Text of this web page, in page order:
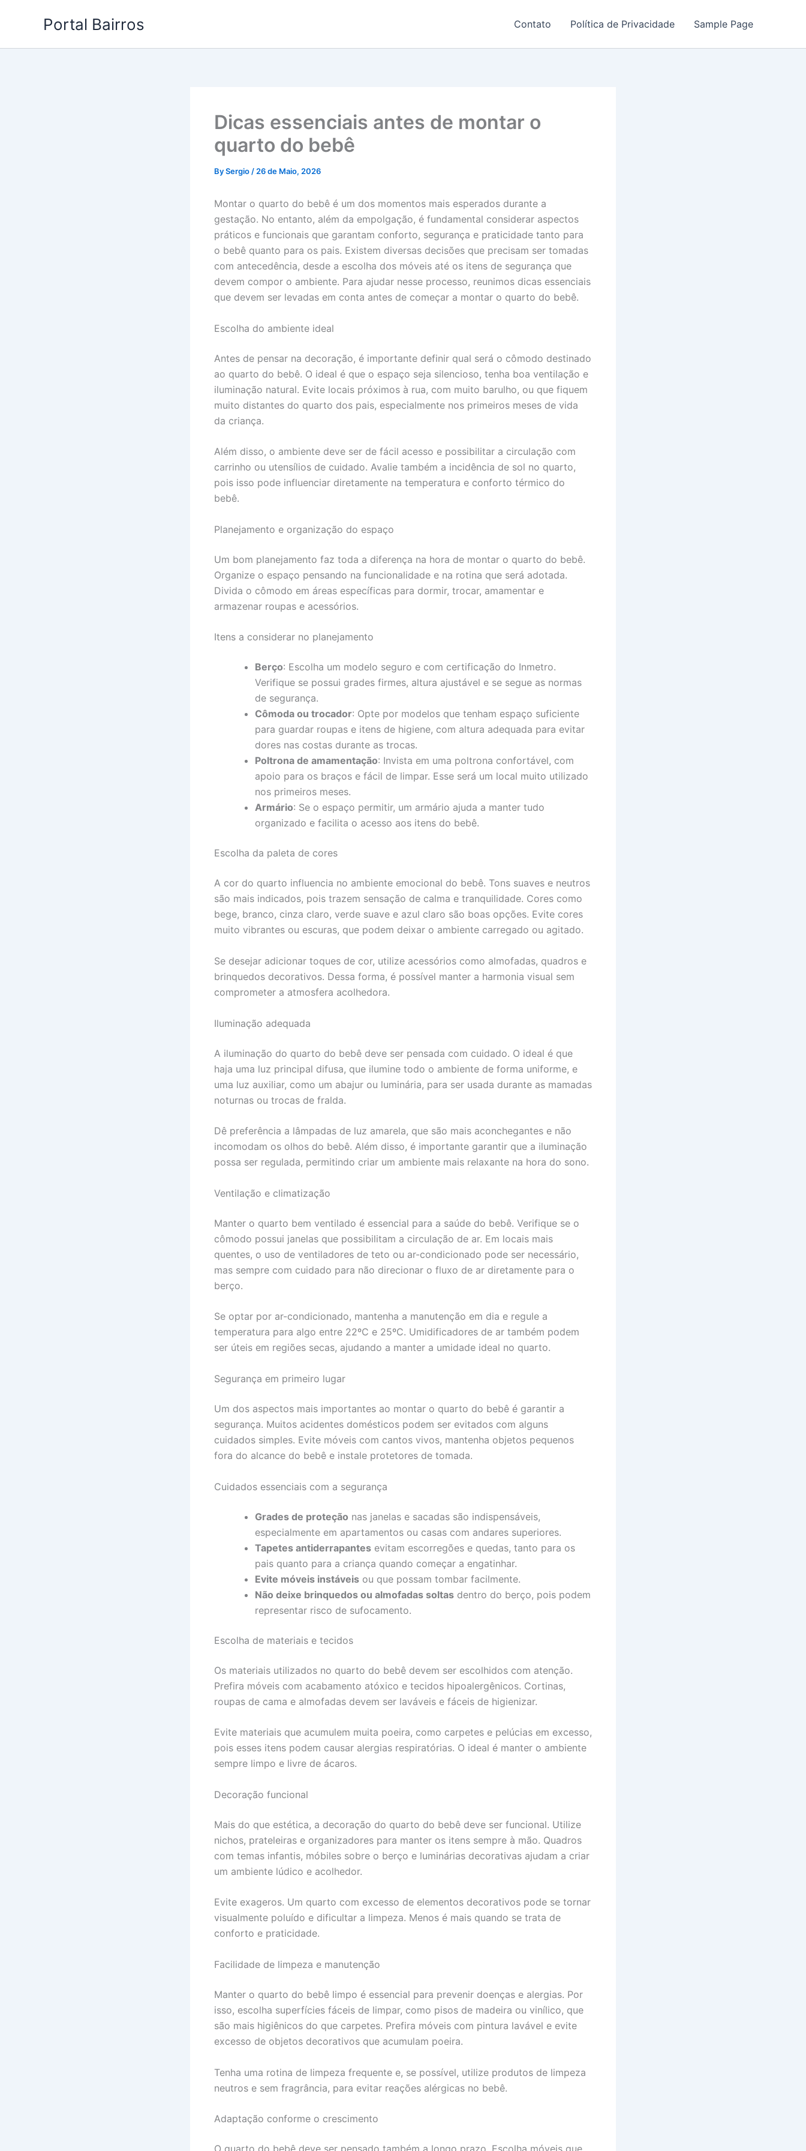
Portal Bairros Contato Política de Privacidade Sample Page
Dicas essenciais antes de montar o
quarto do bebê
BySergio / 26 de Maio, 2026
Montar o quarto do bebê é um dos momentos mais esperados durante a
gestação. No entanto, além da empolgação, é fundamental considerar aspectos
práticos e funcionais que garantam conforto, segurança e praticidade tanto para
o bebê quanto para os pais. Existem diversas decisões que precisam ser tomadas
com antecedência, desde a escolha dos móveis até os itens de segurança que
devem compor o ambiente. Para ajudar nesse processo, reunimos dicas essenciais
que devem ser levadas em conta antes de começar a montar o quarto do bebê.
Escolha do ambiente ideal
Antes de pensar na decoração, é importante definir qual será o cômodo destinado
ao quarto do bebê. O ideal é que o espaço seja silencioso, tenha boa ventilação e
iluminação natural. Evite locais próximos à rua, com muito barulho, ou que fiquem
muito distantes do quarto dos pais, especialmente nos primeiros meses de vida
da criança.
Além disso, o ambiente deve ser de fácil acesso e possibilitar a circulação com
carrinho ou utensílios de cuidado. Avalie também a incidência de sol no quarto,
pois isso pode influenciar diretamente na temperatura e conforto térmico do
bebê.
Planejamento e organização do espaço
Um bom planejamento faz toda a diferença na hora de montar o quarto do bebê.
Organize o espaço pensando na funcionalidade e na rotina que será adotada.
Divida o cômodo em áreas específicas para dormir, trocar, amamentar e
armazenar roupas e acessórios.
Itens a considerar no planejamento
Berço: Escolha um modelo seguro e com certificação do Inmetro.
Verifique se possui grades firmes, altura ajustável e se segue as normas
de segurança.
Cômoda ou trocador: Opte por modelos que tenham espaço suficiente
para guardar roupas e itens de higiene, com altura adequada para evitar
dores nas costas durante as trocas.
Poltrona de amamentação: Invista em uma poltrona confortável, com
apoio para os braços e fácil de limpar. Esse será um local muito utilizado
nos primeiros meses.
Armário: Se o espaço permitir, um armário ajuda a manter tudo
organizado e facilita o acesso aos itens do bebê.
Escolha da paleta de cores
A cor do quarto influencia no ambiente emocional do bebê. Tons suaves e neutros
são mais indicados, pois trazem sensação de calma e tranquilidade. Cores como
bege, branco, cinza claro, verde suave e azul claro são boas opções. Evite cores
muito vibrantes ou escuras, que podem deixar o ambiente carregado ou agitado.
Se desejar adicionar toques de cor, utilize acessórios como almofadas, quadros e
brinquedos decorativos. Dessa forma, é possível manter a harmonia visual sem
comprometer a atmosfera acolhedora.
Iluminação adequada
A iluminação do quarto do bebê deve ser pensada com cuidado. O ideal é que
haja uma luz principal difusa, que ilumine todo o ambiente de forma uniforme, e
uma luz auxiliar, como um abajur ou luminária, para ser usada durante as mamadas
noturnas ou trocas de fralda.
Dê preferência a lâmpadas de luz amarela, que são mais aconchegantes e não
incomodam os olhos do bebê. Além disso, é importante garantir que a iluminação
possa ser regulada, permitindo criar um ambiente mais relaxante na hora do sono.
Ventilação e climatização
Manter o quarto bem ventilado é essencial para a saúde do bebê. Verifique se o
cômodo possui janelas que possibilitam a circulação de ar. Em locais mais
quentes, o uso de ventiladores de teto ou ar-condicionado pode ser necessário,
mas sempre com cuidado para não direcionar o fluxo de ar diretamente para o
berço.
Se optar por ar-condicionado, mantenha a manutenção em dia e regule a
temperatura para algo entre 22ºC e 25ºC. Umidificadores de ar também podem
ser úteis em regiões secas, ajudando a manter a umidade ideal no quarto.
Segurança em primeiro lugar
Um dos aspectos mais importantes ao montar o quarto do bebê é garantir a
segurança. Muitos acidentes domésticos podem ser evitados com alguns
cuidados simples. Evite móveis com cantos vivos, mantenha objetos pequenos
fora do alcance do bebê e instale protetores de tomada.
Cuidados essenciais com a segurança
Grades de proteção nas janelas e sacadas são indispensáveis,
especialmente em apartamentos ou casas com andares superiores.
Tapetes antiderrapantes evitam escorregões e quedas, tanto para os
pais quanto para a criança quando começar a engatinhar.
Evite móveis instáveis ou que possam tombar facilmente.
Não deixe brinquedos ou almofadas soltas dentro do berço, pois podem
representar risco de sufocamento.
Escolha de materiais e tecidos
Os materiais utilizados no quarto do bebê devem ser escolhidos com atenção.
Prefira móveis com acabamento atóxico e tecidos hipoalergênicos. Cortinas,
roupas de cama e almofadas devem ser laváveis e fáceis de higienizar.
Evite materiais que acumulem muita poeira, como carpetes e pelúcias em excesso,
pois esses itens podem causar alergias respiratórias. O ideal é manter o ambiente
sempre limpo e livre de ácaros.
Decoração funcional
Mais do que estética, a decoração do quarto do bebê deve ser funcional. Utilize
nichos, prateleiras e organizadores para manter os itens sempre à mão. Quadros
com temas infantis, móbiles sobre o berço e luminárias decorativas ajudam a criar
um ambiente lúdico e acolhedor.
Evite exageros. Um quarto com excesso de elementos decorativos pode se tornar
visualmente poluído e dificultar a limpeza. Menos é mais quando se trata de
conforto e praticidade.
Facilidade de limpeza e manutenção
Manter o quarto do bebê limpo é essencial para prevenir doenças e alergias. Por
isso, escolha superfícies fáceis de limpar, como pisos de madeira ou vinílico, que
são mais higiênicos do que carpetes. Prefira móveis com pintura lavável e evite
excesso de objetos decorativos que acumulam poeira.
Tenha uma rotina de limpeza frequente e, se possível, utilize produtos de limpeza
neutros e sem fragrância, para evitar reações alérgicas no bebê.
Adaptação conforme o crescimento